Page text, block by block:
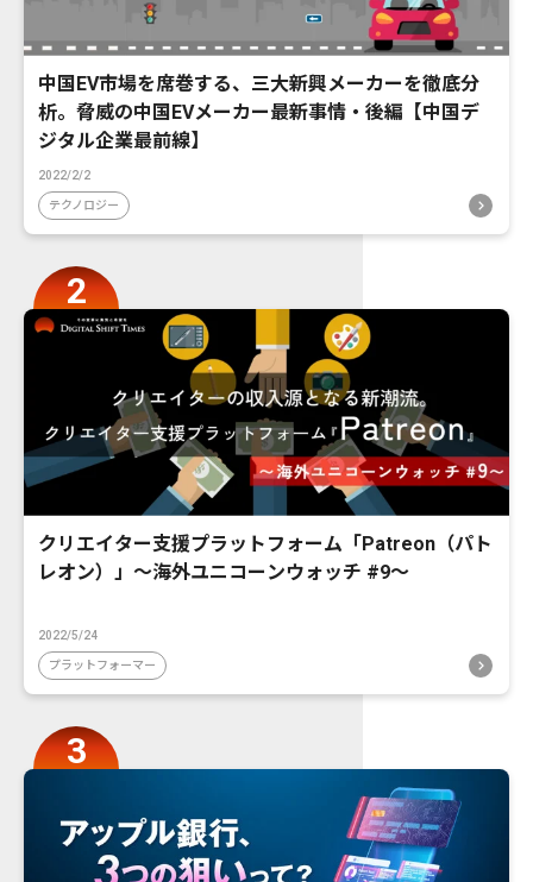
中国EV市場を席巻する、三大新興メーカーを徹底分
析。脅威の中国EVメーカー最新事情・後編【中国デ
ジタル企業最前線】
2022/2/2
テクノロジー
クリエイター支援プラットフォーム「Patreon（パト
レオン）」〜海外ユニコーンウォッチ #9〜
2022/5/24
プラットフォーマー